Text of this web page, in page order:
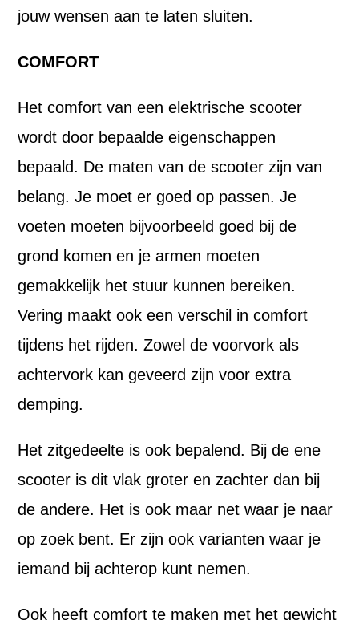
jouw wensen aan te laten sluiten.
COMFORT
Het comfort van een elektrische scooter
wordt door bepaalde eigenschappen
bepaald. De maten van de scooter zijn van
belang. Je moet er goed op passen. Je
voeten moeten bijvoorbeeld goed bij de
grond komen en je armen moeten
gemakkelijk het stuur kunnen bereiken.
Vering maakt ook een verschil in comfort
tijdens het rijden. Zowel de voorvork als
achtervork kan geveerd zijn voor extra
demping.
Het zitgedeelte is ook bepalend. Bij de ene
scooter is dit vlak groter en zachter dan bij
de andere. Het is ook maar net waar je naar
op zoek bent. Er zijn ook varianten waar je
iemand bij achterop kunt nemen.
Ook heeft comfort te maken met het gewicht